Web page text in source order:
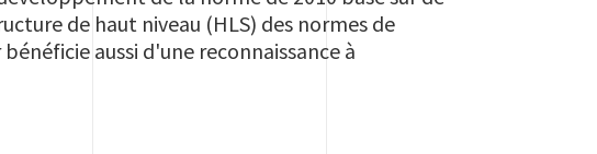
de haut niveau (HLS) des normes de
aussi d'une reconnaissance à